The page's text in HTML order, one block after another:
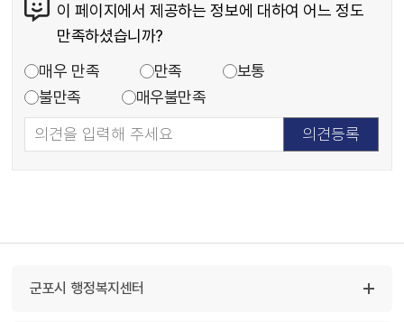
이 페이지에서 제공하는 정보에 대하여 어느 정도
만족하셨습니까?
매우 만족
만족
보통
불만족
매우불만족
군포시 행정복지센터